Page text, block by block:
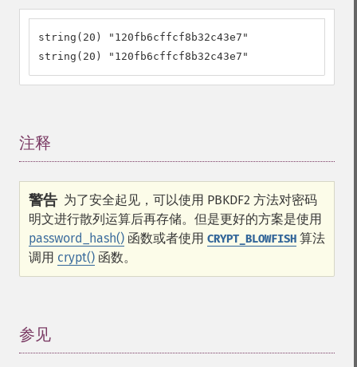
string(20) "120fb6cffcf8b32c43e7"
string(20) "120fb6cffcf8b32c43e7"
注释
警告 为了安全起见，可以使用 PBKDF2 方法对密码
明文进行散列运算后再存储。但是更好的方案是使用
password_hash() 函数或者使用 CRYPT_BLOWFISH 算法
调用 crypt() 函数。
参见